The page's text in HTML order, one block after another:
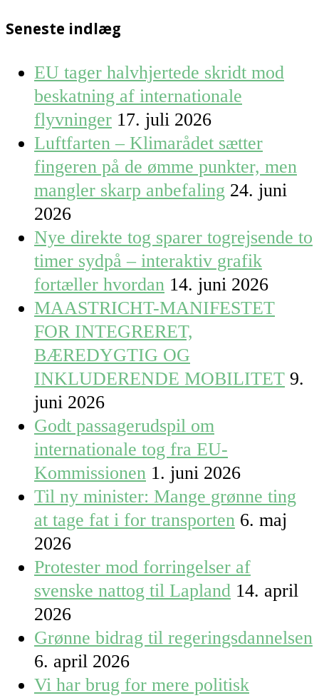
Seneste indlæg
EU tager halvhjertede skridt mod
beskatning af internationale
flyvninger 17. juli 2026
Luftfarten – Klimarådet sætter
fingeren på de ømme punkter, men
mangler skarp anbefaling 24. juni
2026
Nye direkte tog sparer togrejsende to
timer sydpå – interaktiv grafik
fortæller hvordan 14. juni 2026
MAASTRICHT-MANIFESTET
FOR INTEGRERET,
BÆREDYGTIG OG
INKLUDERENDE MOBILITET 9.
juni 2026
Godt passagerudspil om
internationale tog fra EU-
Kommissionen 1. juni 2026
Til ny minister: Mange grønne ting
at tage fat i for transporten 6. maj
2026
Protester mod forringelser af
svenske nattog til Lapland 14. april
2026
Grønne bidrag til regeringsdannelsen
6. april 2026
Vi har brug for mere politisk